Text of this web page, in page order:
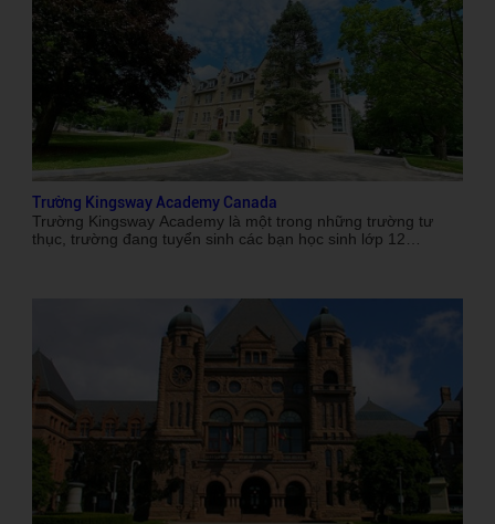
Trường Kingsway Academy Canada
Trường Kingsway Academy là một trong những trường tư
thục, trường đang tuyển sinh các bạn học sinh lớp 12